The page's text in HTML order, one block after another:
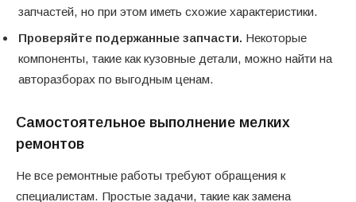
запчастей, но при этом иметь схожие характеристики.
Проверяйте подержанные запчасти. Некоторые
компоненты, такие как кузовные детали, можно найти на
авторазборах по выгодным ценам.
Самостоятельное выполнение мелких
ремонтов
Не все ремонтные работы требуют обращения к
специалистам. Простые задачи, такие как замена